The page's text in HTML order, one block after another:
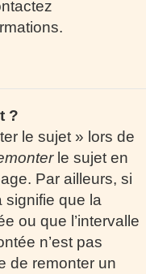
?
le sujet » lors de
le sujet en
Par ailleurs, si
signifie que la
ou que l’intervalle
n’est pas
de remonter un